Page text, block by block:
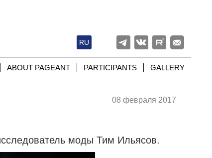
RU
ABOUT PAGEANT PARTICIPANTS GALLERY
08 февраля 2017
моды Тим Ильясов.